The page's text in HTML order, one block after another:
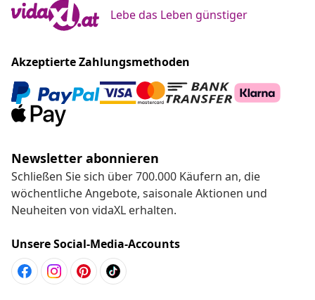
Lebe das Leben günstiger
Akzeptierte Zahlungsmethoden
Newsletter abonnieren
Schließen Sie sich über 700.000 Käufern an, die
wöchentliche Angebote, saisonale Aktionen und
Neuheiten von vidaXL erhalten.
Unsere Social-Media-Accounts